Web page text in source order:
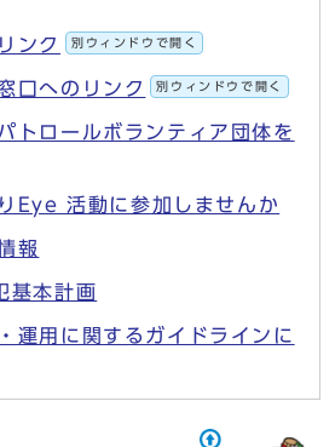
ンク 別ウィンドウで開く
口へのリンク 別ウィンドウで開く
トロールボランティア団体を
Eye 活動に参加しませんか
報
基本計画
運用に関するガイドラインに